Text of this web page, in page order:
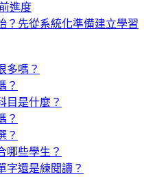
進度
？先從系統化準備建立學習
多嗎？
？
目是什麼？
？
？
哪些學生？
字還是練閱讀？